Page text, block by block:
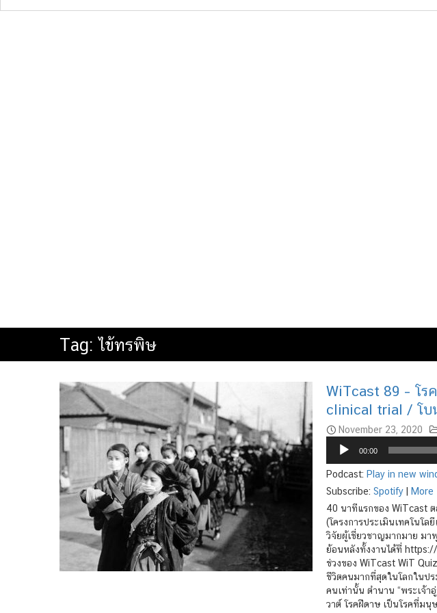
Tag: ไข้ทรพิษ
WiTcast 89 – โร
clinical trial / โบ
November 23, 2020
Audio
Player
00:00
Podcast: Play in new
Subscribe: Spotify|
More
40 นาทีแรกของ WiTcast ต
(โครงการประเมินเทคโน
วิจัยผู้เชี่ยวชาญมากมาย มา
ย้อนหลังทั้งงานได้ที่
ช่วงของ WiTcast WiT
ชีวิตคนมากที่สุดในโลกในป
คนเท่านั้น ตำนาน “พระเจ้า
วาต์ โรคฝีดาษ เป็นโรคที่มนุ